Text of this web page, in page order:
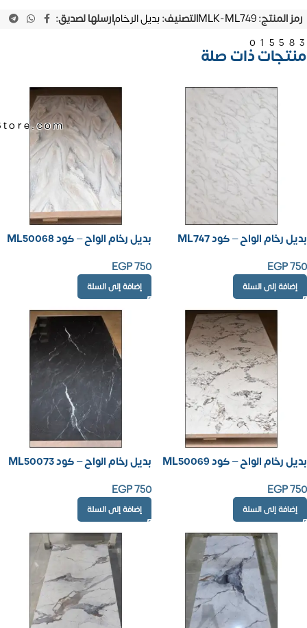
رمز المنتج:MLK-ML749التصنيف:بديل الرخامارسلها لصديق:
منتجات ذات صلة
بديل رخام الواح – كود ML747
EGP750
إضافة إلى السلة
بديل رخام الواح – كود ML50068
EGP750
إضافة إلى السلة
بديل رخام الواح – كود ML50069
EGP750
إضافة إلى السلة
بديل رخام الواح – كود ML50073
EGP750
إضافة إلى السلة